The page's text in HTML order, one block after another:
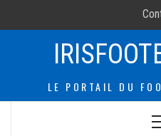
LE PORTAIL DU